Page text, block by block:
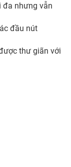
đa nhưng vẫn
đầu nút
thư giãn với